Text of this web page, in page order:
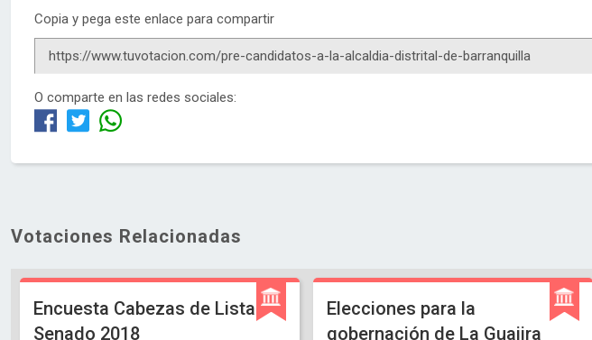
Copia y pega este enlace para compartir
O comparte en las redes sociales:
Votaciones Relacionadas
Encuesta Cabezas de Lista
Senado 2018
Elecciones para la
gobernación de La Guajira